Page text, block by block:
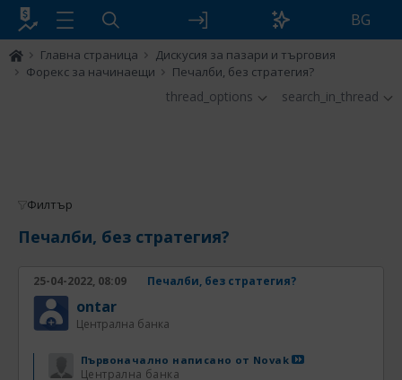
BG
Главна страница
Дискусия за пазари и търговия
Форекс за начинаещи
Печалби, без стратегия?
thread_options search_in_thread
Филтър
Печалби, без стратегия?
25-04-2022, 08:09 Печалби, без стратегия?
ontar
Централна банка
Първоначално написано от Novak
Централна банка